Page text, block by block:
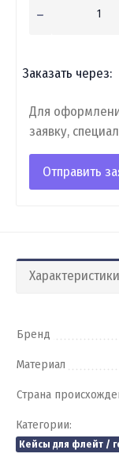
Заказать через:
Для
заявку,
Отправить
Характеристики
Бренд
Материал
Страна
Категории:
Кейсы для флейт /